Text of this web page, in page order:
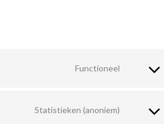
Functioneel
Consent
service
Statistieken (anoniem)
Consent